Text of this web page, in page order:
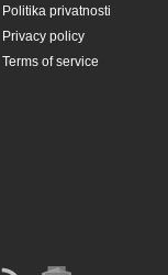
Politika privatnosti
Privacy policy
Terms of service